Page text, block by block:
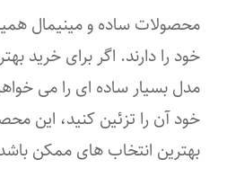
قابلیت سرهم
محصولات ساده و مینیمال
خود را دارند. اگر برای خرید
مدل بسیار ساده ای را می
خود آن را تزئین کنید، این
بهترین انتخاب های ممکن